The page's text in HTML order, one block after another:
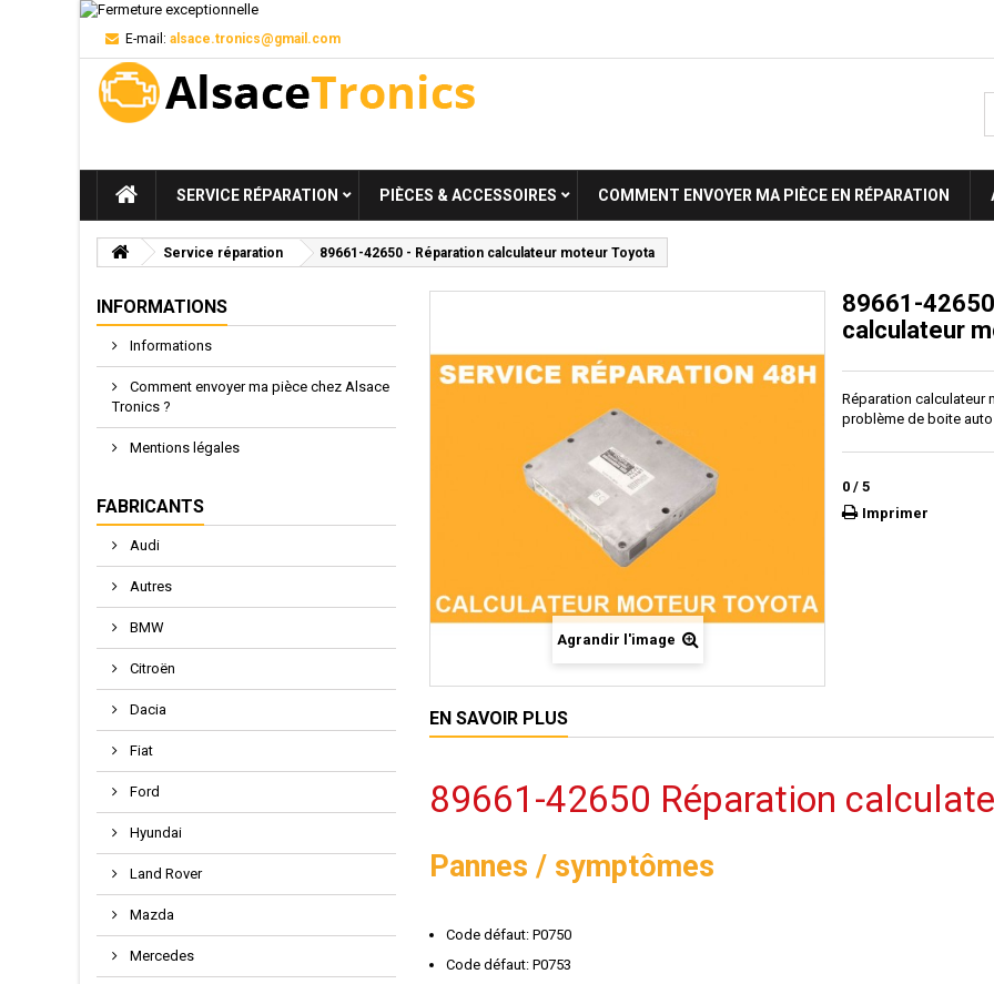
E-mail: alsace.tronics@gmail.com
SERVICE RÉPARATION PIÈCES & ACCESSOIRES COMMENT ENVOYER MA PIÈCE EN RÉPARATION
Service réparation 89661-42650 - Réparation calculateur moteur Toyota
INFORMATIONS
Informations
Comment envoyer ma pièce chez Alsace
Tronics ?
Mentions légales
FABRICANTS
Audi
Autres
BMW
Citroën
Dacia
Fiat
Ford
Hyundai
Land Rover
Mazda
Mercedes
Agrandir l'image
89661-
calculateur
Réparation calculateur
problème de boite auto
0 / 5
Imprimer
EN SAVOIR PLUS
89661-42650 Réparation
Pannes / symptômes
Code défaut: P0750
Code défaut: P0753